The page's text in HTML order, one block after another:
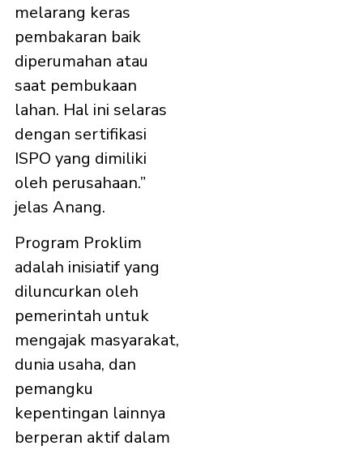
melarang keras
pembakaran baik
diperumahan atau
saat pembukaan
lahan. Hal ini selaras
dengan sertifikasi
ISPO yang dimiliki
oleh perusahaan.”
jelas Anang.
Program Proklim
adalah inisiatif yang
diluncurkan oleh
pemerintah untuk
mengajak masyarakat,
dunia usaha, dan
pemangku
kepentingan lainnya
berperan aktif dalam